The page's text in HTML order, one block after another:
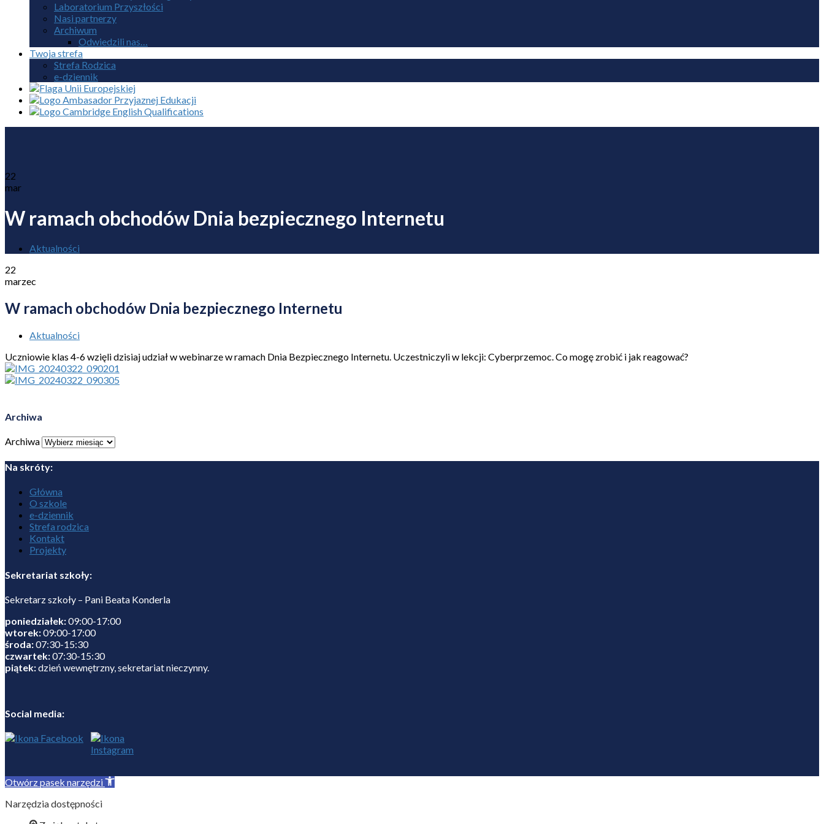
Laboratorium Przyszłości
Nasi partnerzy
Archiwum
Odwiedzili nas…
Twoja strefa
Strefa Rodzica
e-dziennik
22
mar
W ramach obchodów Dnia bezpiecznego Internetu
Aktualności
22
marzec
W ramach obchodów Dnia bezpiecznego Internetu
Aktualności
Uczniowie klas 4-6 wzięli dzisiaj udział w webinarze w ramach Dnia Bezpiecznego Internetu. Uczestniczyli w lekcji: Cyberprzemoc. Co mogę zrobić i jak reagować?
Archiwa
Archiwa
Na skróty:
Główna
O szkole
e-dziennik
Strefa rodzica
Kontakt
Projekty
Sekretariat szkoły:
Sekretarz szkoły – Pani Beata Konderla
poniedziałek:09:00-17:00
wtorek:09:00-17:00
środa:07:30-15:30
czwartek:07:30-15:30
piątek:dzień wewnętrzny, sekretariat nieczynny.
Social media:
Otwórz pasek narzędzi
Narzędzia dostępności